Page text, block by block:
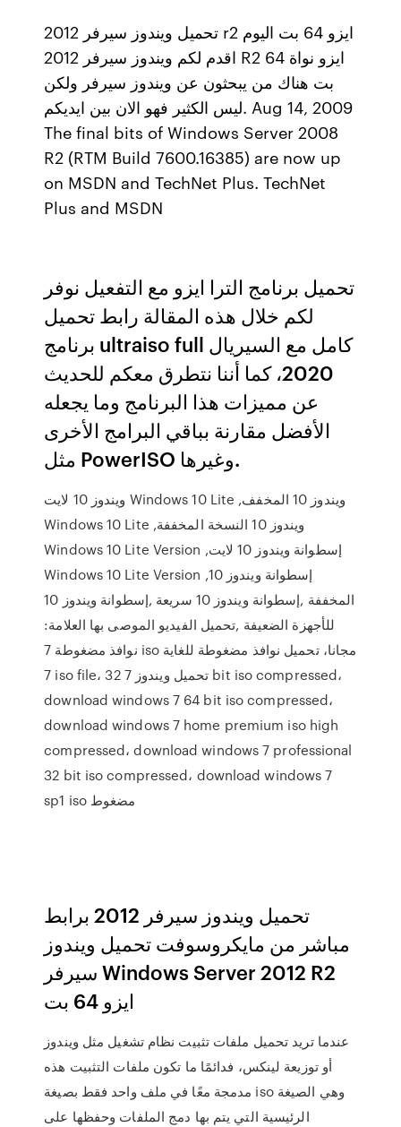
تحميل ويندوز سيرفر 2012 r2 ايزو 64 بت اليوم
اقدم لكم ويندوز سيرفر 2012 R2 ايزو نواة 64
بت هناك من يبحثون عن ويندوز سيرفر ولكن
ليس الكثير فهو الان بين ايديكم. Aug 14, 2009
The final bits of Windows Server 2008
R2 (RTM Build 7600.16385) are now up
on MSDN and TechNet Plus. TechNet
Plus and MSDN
تحميل برنامج الترا ايزو مع التفعيل نوفر
لكم خلال هذه المقالة رابط تحميل
برنامج ultraiso full كامل مع السيريال
2020، كما أننا نتطرق معكم للحديث
عن مميزات هذا البرنامج وما يجعله
الأفضل مقارنة بباقي البرامج الأخرى
مثل PowerISO وغيرها.
ويندوز 10 لايت Windows 10 Lite ,ويندوز 10 المخفف
Windows 10 Lite ,ويندوز 10 النسخة المخففة
Windows 10 Lite Version ,إسطوانة ويندوز 10 لايت
Windows 10 Lite Version ,إسطوانة ويندوز 10
المخففة ,إسطوانة ويندوز 10 سريعة ,إسطوانة ويندوز 10
للأجهزة الضعيفة ,تحميل الفيديو الموصى بها العلامة:
نوافذ مضغوطة 7 iso مجانا، تحميل نوافذ مضغوطة للغاية
7 iso file، تحميل ويندوز 7 32 bit iso compressed،
download windows 7 64 bit iso compressed،
download windows 7 home premium iso high
compressed، download windows 7 professional
32 bit iso compressed، download windows 7
sp1 iso مضغوط
تحميل ويندوز سيرفر 2012 برابط
مباشر من مايكروسوفت تحميل ويندوز
سيرفر Windows Server 2012 R2
ايزو 64 بت
عندما تريد تحميل ملفات تثبيت نظام تشغيل مثل ويندوز
أو توزيعة لينكس، فدائمًا ما تكون ملفات التثبيت هذه
مدمجة معًا في ملف واحد فقط بصيغة iso وهي الصيغة
الرئيسية التي يتم بها دمج الملفات وحفظها على